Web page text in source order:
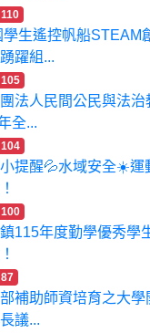
110
學生遙控帆船STEAM
躍組...
105
團法人民間公民與法
全...
104
提醒💦水域安全☀️運
100
115年度勤學優秀學
87
補助師資培育之大學
議...